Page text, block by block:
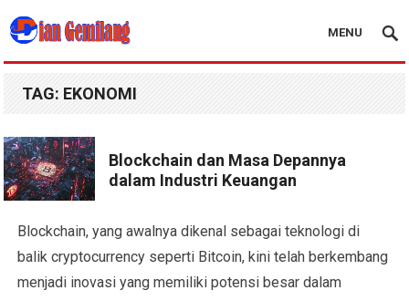
Blog Dian Gemilang
MENU
TAG: EKONOMI
Blockchain dan Masa Depannya
dalam Industri Keuangan
Blockchain, yang awalnya dikenal sebagai teknologi di
balik cryptocurrency seperti Bitcoin, kini telah berkembang
menjadi inovasi yang memiliki potensi besar dalam